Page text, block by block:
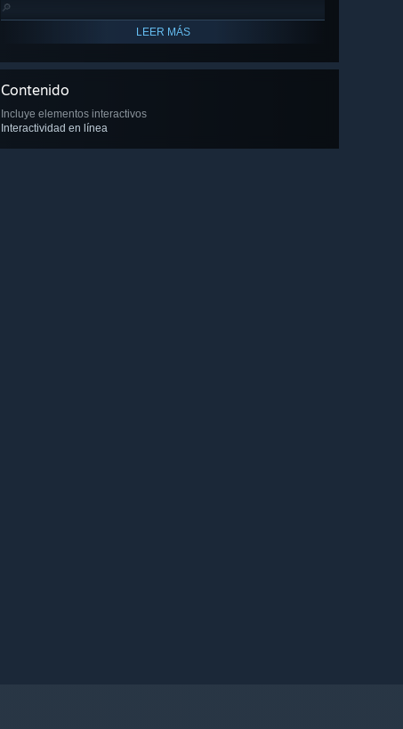
🔎
LEER MÁS
Contenido
Incluye elementos interactivos
Interactividad en línea